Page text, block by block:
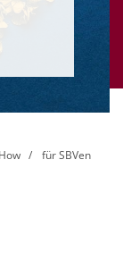
für SBVen